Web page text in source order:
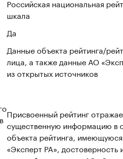
Российская национальная
шкала
Да
Данные объекта рейтинга/
лица, а также данные АО
из открытых источников
Присвоенный рейтинг
существенную информацию в
объекта рейтинга,
«Эксперт РА», достоверность